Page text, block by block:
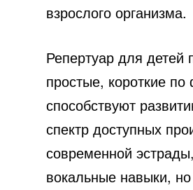
взрослого организма.
Репертуар для детей
простые, короткие
способствуют
спектр доступных
современной
вокальные навыки,